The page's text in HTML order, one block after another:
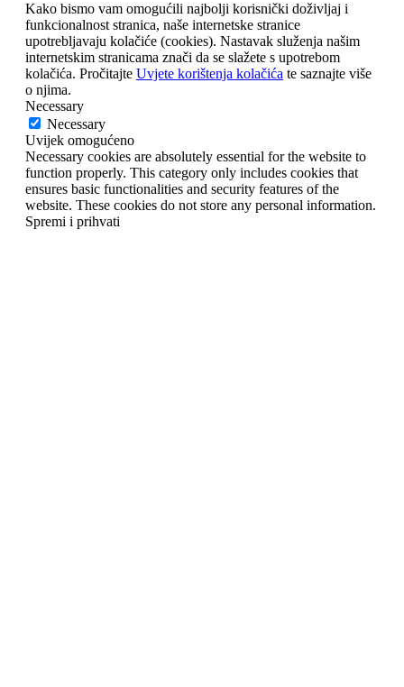
Kako bismo vam omogućili najbolji korisnički doživljaj i
funkcionalnost stranica, naše internetske stranice
upotrebljavaju kolačiće (cookies). Nastavak služenja našim
internetskim stranicama znači da se slažete s upotrebom
kolačića. Pročitajte Uvjete korištenja kolačića te saznajte više
o njima.
Necessary
Necessary
Uvijek omogućeno
Necessary cookies are absolutely essential for the website to
function properly. This category only includes cookies that
ensures basic functionalities and security features of the
website. These cookies do not store any personal information.
Spremi i prihvati